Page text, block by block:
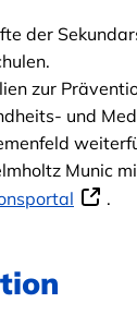
der
zur
und
Munic
.